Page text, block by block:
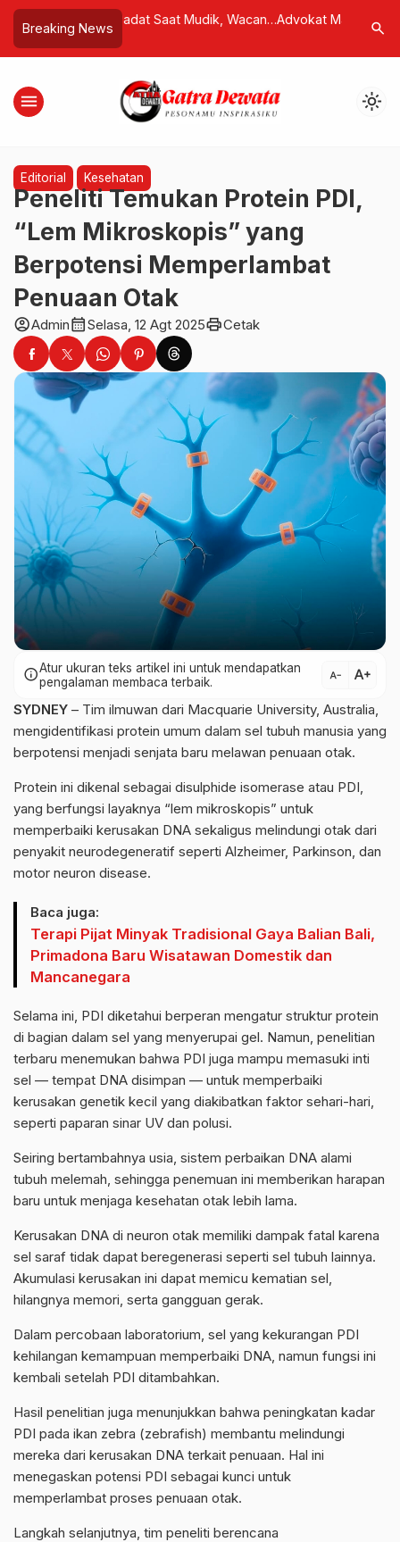
Breaking News
Mudik, Wacana
PHDI
Advokat Made Somya Desak Copot
Baturiti Usai Amuk Massa
Kirana
search
menu light_mode
Editorial Kesehatan
Peneliti Temukan Protein PDI,
“Lem Mikroskopis” yang
Berpotensi Memperlambat
Penuaan Otak
account_circleAdmincalendar_monthSelasa, 12 Agt 2025printCetak
infoAtur ukuran teks artikel ini untuk mendapatkan
pengalaman membaca terbaik.
text_decrease text_increase
SYDNEY – Tim ilmuwan dari Macquarie University, Australia,
mengidentifikasi protein umum dalam sel tubuh manusia yang
berpotensi menjadi senjata baru melawan penuaan otak.
Protein ini dikenal sebagai disulphide isomerase atau PDI,
yang berfungsi layaknya “lem mikroskopis” untuk
memperbaiki kerusakan DNA sekaligus melindungi otak dari
penyakit neurodegeneratif seperti Alzheimer, Parkinson, dan
motor neuron disease.
Baca juga:
Terapi Pijat Minyak Tradisional Gaya Balian Bali,
Primadona Baru Wisatawan Domestik dan
Mancanegara
Selama ini, PDI diketahui berperan mengatur struktur protein
di bagian dalam sel yang menyerupai gel. Namun, penelitian
terbaru menemukan bahwa PDI juga mampu memasuki inti
sel — tempat DNA disimpan — untuk memperbaiki
kerusakan genetik kecil yang diakibatkan faktor sehari-hari,
seperti paparan sinar UV dan polusi.
Seiring bertambahnya usia, sistem perbaikan DNA alami
tubuh melemah, sehingga penemuan ini memberikan harapan
baru untuk menjaga kesehatan otak lebih lama.
Kerusakan DNA di neuron otak memiliki dampak fatal karena
sel saraf tidak dapat beregenerasi seperti sel tubuh lainnya.
Akumulasi kerusakan ini dapat memicu kematian sel,
hilangnya memori, serta gangguan gerak.
Dalam percobaan laboratorium, sel yang kekurangan PDI
kehilangan kemampuan memperbaiki DNA, namun fungsi ini
kembali setelah PDI ditambahkan.
Hasil penelitian juga menunjukkan bahwa peningkatan kadar
PDI pada ikan zebra (zebrafish) membantu melindungi
mereka dari kerusakan DNA terkait penuaan. Hal ini
menegaskan potensi PDI sebagai kunci untuk
memperlambat proses penuaan otak.
Langkah selanjutnya, tim peneliti berencana